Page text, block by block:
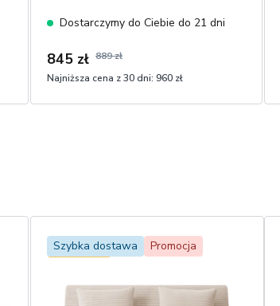
Dostarczymy do Ciebie do 21 dni
845 zł 889 zł
Najniższa cena z 30 dni: 960 zł
Szybka dostawa
Promocja